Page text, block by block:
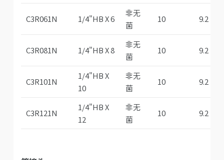
C3R061N 1/4"HB X 6
非无
菌
10 9.2
C3R081N 1/4"HB X 8
非无
菌
10 9.2
C3R101N
1/4"HB X
10
非无
菌
10 9.2
C3R121N
1/4"HB X
12
非无
菌
10 9.2